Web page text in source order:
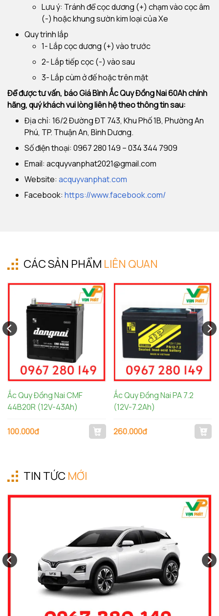
Lưu ý: Tránh để cọc dương (+) chạm vào cọc âm
(-) hoặc khung sườn kim loại của Xe
Quy trình lắp
1- Lắp cọc dương (+) vào trước
2- Lắp tiếp cọc (-) vào sau
3- Lắp cùm ở đế hoặc trên mặt
Để được tư vấn, báo Giá Bình Ắc Quy Đồng Nai 60Ah chính
hãng, quý khách vui lòng liên hệ theo thông tin sau:
Địa chỉ: 16/2 Đường ĐT 743, Khu Phố 1B, Phường An
Phú, TP. Thuận An, Bình Dương.
Số điện thoại: 0967 280 149 – 034 344 7909
Email: acquyvanphat2021@gmail.com
Website: acquyvanphat.com
Facebook: https://www.facebook.com/
CÁC SẢN PHẨM LIÊN QUAN
Ắc Quy Đồng Nai CMF
44B20R (12V-43Ah)
100.000đ
Ắc Quy Đồng Nai PA 7.2
(12V-7.2Ah)
260.000đ
TIN TỨC MỚI